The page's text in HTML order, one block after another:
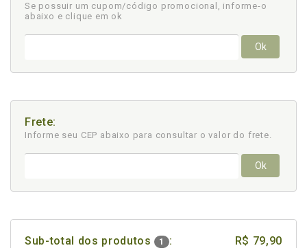
Se possuir um cupom/código promocional, informe-o
abaixo e clique em ok
Ok
Frete:
Informe seu CEP abaixo para consultar o valor do frete.
Ok
Sub-total dos produtos 1 : R$ 79,90